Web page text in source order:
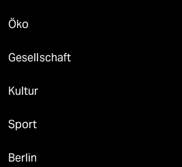
Öko
Gesellschaft
Kultur
Sport
Berlin